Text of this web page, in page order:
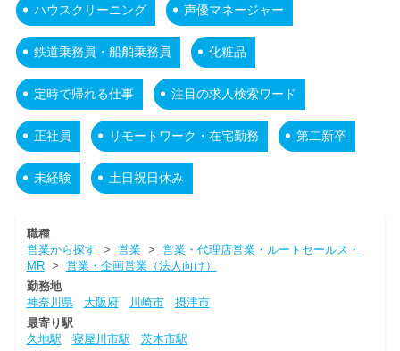
ハウスクリーニング 声優マネージャー
鉄道乗務員・船舶乗務員 化粧品
定時で帰れる仕事 注目の求人検索ワード
正社員 リモートワーク・在宅勤務 第二新卒
未経験 土日祝日休み
職種
営業から探す > 営業> 営業・代理店営業・ルートセールス・
MR> 営業・企画営業（法人向け）
勤務地
神奈川県
大阪府 川崎市
摂津市
最寄り駅
久地駅
寝屋川市駅
茨木市駅